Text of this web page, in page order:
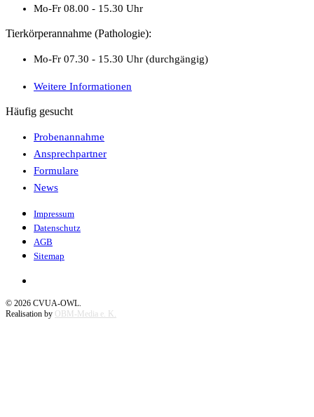
Mo-Fr 08.00 - 15.30 Uhr
Tierkörperannahme (Pathologie):
Mo-Fr 07.30 - 15.30 Uhr (durchgängig)
Weitere Informationen
Häufig gesucht
Probenannahme
Ansprechpartner
Formulare
News
Impressum
Datenschutz
AGB
Sitemap
© 2026 CVUA-OWL.
Realisation by OBM-Media e. K.